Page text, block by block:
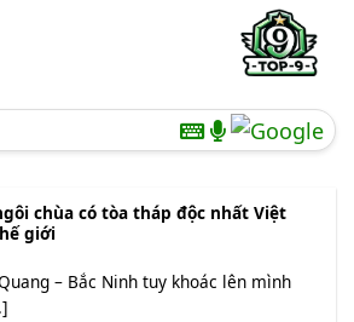
chùa có tòa tháp độc nhất Việt
giới
– Bắc Ninh tuy khoác lên mình